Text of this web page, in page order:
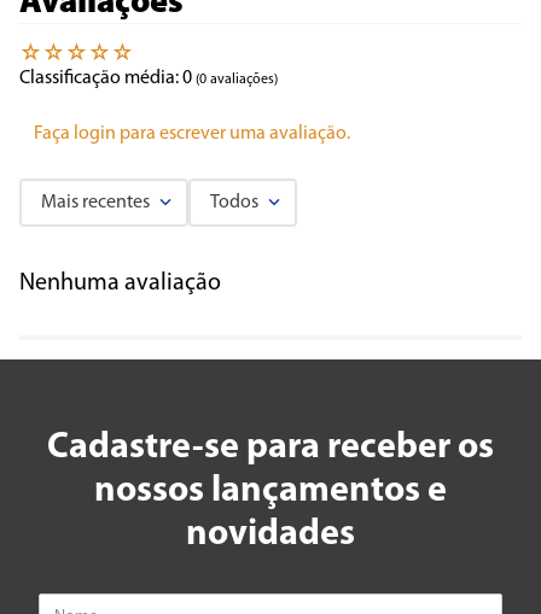
☆ ☆ ☆ ☆ ☆
Classificação média: 0 (0 avaliações)
Faça login para escrever uma avaliação.
Mais recentes Todos
Nenhuma avaliação
Cadastre-se para receber os
nossos lançamentos e
novidades